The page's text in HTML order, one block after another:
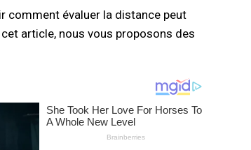
comment évaluer la distance peut
article, nous vous proposons des